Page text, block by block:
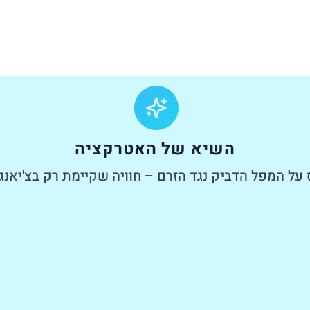
השיא של האטרקציה
על המפל הדביק נגד הזרם – חוויה שקיימת רק